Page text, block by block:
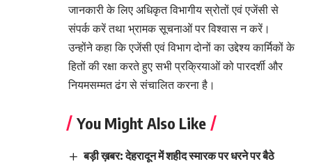
जानकारी के लिए अधिकृत विभागीय स्रोतों एवं एजेंसी से
संपर्क करें तथा भ्रामक सूचनाओं पर विश्वास न करें।
उन्होंने कहा कि एजेंसी एवं विभाग दोनों का उद्देश्य कार्मिकों के
हितों की रक्षा करते हुए सभी प्रक्रियाओं को पारदर्शी और
नियमसम्मत ढंग से संचालित करना है।
You Might Also Like
बड़ी ख़बर: देहरादून में शहीद स्मारक पर धरने पर बैठे